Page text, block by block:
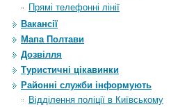
Прямі телефонні лінії
Вакансії
Мапа Полтави
Дозвілля
Туристичні цікавинки
Районні служби інформують
Відділення поліції в Київському